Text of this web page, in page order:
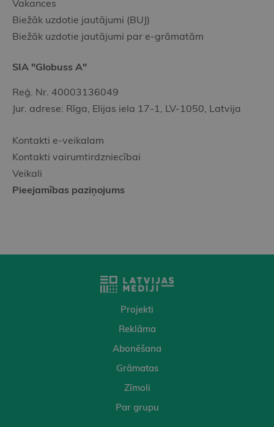
Vakances
Biežāk uzdotie jautājumi (BUJ)
Biežāk uzdotie jautājumi par e-grāmatām
SIA "Globuss A"
Reģ. Nr. 40003136049
Jur. adrese: Rīga, Elijas iela 17-1, LV-1050, Latvija
Kontakti e-veikalam
Kontakti vairumtirdzniecībai
Veikali
Pieejamības paziņojums
Projekti
Reklāma
Abonēšana
Grāmatas
Zīmoli
Par grupu